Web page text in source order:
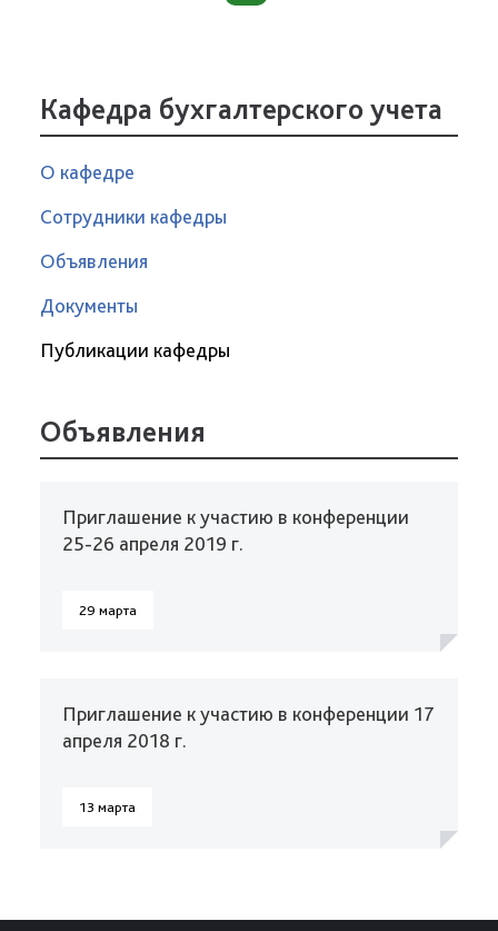
Кафедра бухгалтерского учета
О кафедре
Сотрудники кафедры
Объявления
Документы
Публикации кафедры
Объявления
Приглашение к участию в конференции
25-26 апреля 2019 г.
29 марта
Приглашение к участию в конференции 17
апреля 2018 г.
13 марта